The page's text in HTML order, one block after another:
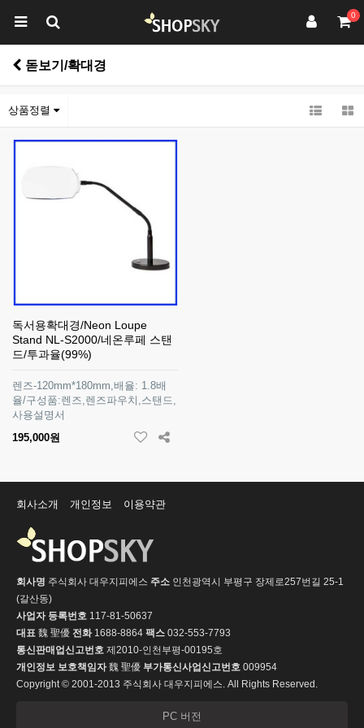
0
돋보기/확대경
상품정렬
독서용확대경/Neon Loupe
Stand NL-S2000/네온루페 스탠
드/투과율(99%)
렌즈-120mm*180mm,배율: 1.8배
율/구성품:렌즈,렌즈파우치,스탠드,
사용설명서
195,000원
회사소개 개인정보 이용약관
회사명 주식회사 대우지피에스 주소 인천광역시 부평구 장제로257번길 25-1
(갈산동)
사업자 등록번호 117-81-50637
대표 魏 聖優 전화1688-8864 팩스 032-553-7793
통신판매업신고번호 제2010-인천부평-00195호
개인정보 보호책임자魏 聖優 부가통신사업신고번호 009954
Copyright © 2001-2013 주식회사 대우지피에스. All Rights Reserved.
PC 버전